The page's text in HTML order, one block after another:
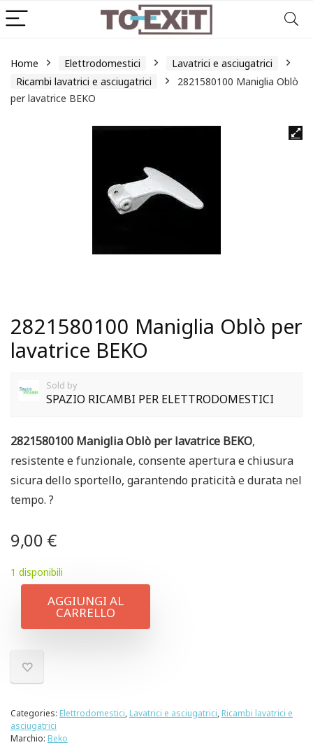
Home Elettrodomestici
Lavatrici e asciugatrici
Ricambi lavatrici e asciugatrici
2821580100 Maniglia Oblò
per lavatrice BEKO
2821580100 Maniglia Oblò per
lavatrice BEKO
Sold by
SPAZIO RICAMBI PER ELETTRODOMESTICI
2821580100 Maniglia Oblò per lavatrice BEKO,
resistente e funzionale, consente apertura e chiusura
sicura dello sportello, garantendo praticità e durata nel
tempo. ?
9,00 €
1 disponibili
AGGIUNGI AL
CARRELLO
Categories: Elettrodomestici, Lavatrici e asciugatrici, Ricambi lavatrici e
asciugatrici
Marchio: Beko